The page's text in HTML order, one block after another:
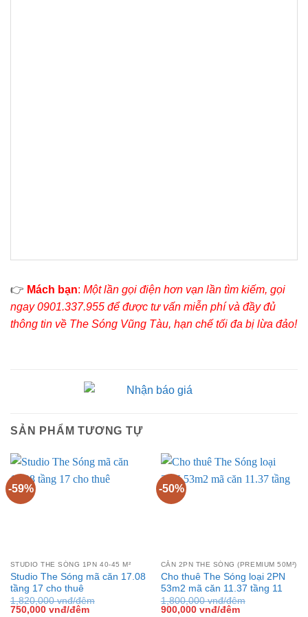
👉 Mách bạn: Một lần gọi điện hơn vạn lần tìm kiếm, gọi
ngay 0901.337.955 để được tư vấn miễn phí và đầy đủ
thông tin về The Sóng Vũng Tàu, hạn chế tối đa bị lừa đảo!
SẢN PHẨM TƯƠNG TỰ
-59%
STUDIO THE SÓNG 1PN 40-45 M²
Studio The Sóng mã căn 17.08
tầng 17 cho thuê
1,820,000vnđ/đêm
Giá
750,000 vnđ/đêmGiá
-50%
CĂN 2PN THE SÓNG (PREMIUM 50M²)
Cho thuê The Sóng loại 2PN
53m2 mã căn 11.37 tầng 11
1,800,000vnđ/đêm
Giá
900,000 vnđ/đêmGiá